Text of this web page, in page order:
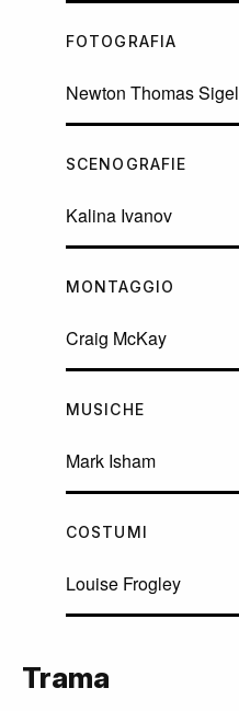
FOTOGRAFIA
Newton Thomas Sigel
SCENOGRAFIE
Kalina Ivanov
MONTAGGIO
Craig McKay
MUSICHE
Mark Isham
COSTUMI
Louise Frogley
Trama